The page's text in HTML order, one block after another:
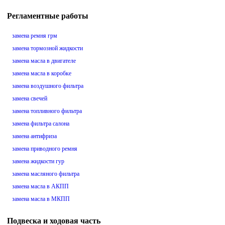
Регламентные работы
замена ремня грм
замена тормозной жидкости
замена масла в двигателе
замена масла в коробке
замена воздушного фильтра
замена свечей
замена топливного фильтра
замена фильтра салона
замена антифриза
замена приводного ремня
замена жидкости гур
замена масляного фильтра
замена масла в АКПП
замена масла в МКПП
Подвеска и ходовая часть